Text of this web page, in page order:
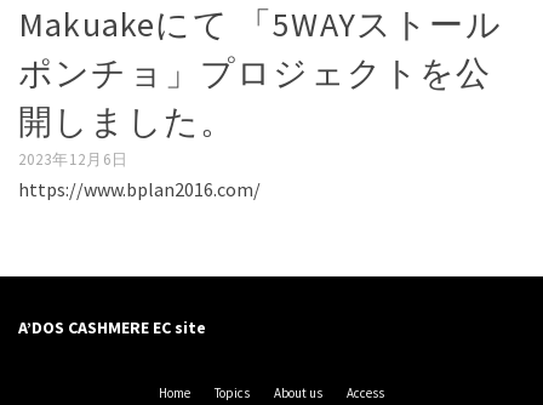
Makuakeにて 「5WAYストール
ポンチョ」プロジェクトを公
開しました。
2023年12月6日
https://www.bplan2016.com/
A’DOS CASHMERE EC site
Home Topics About us Access